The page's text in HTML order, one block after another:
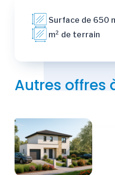
Surface de 650
m² de terrain
Autres offres